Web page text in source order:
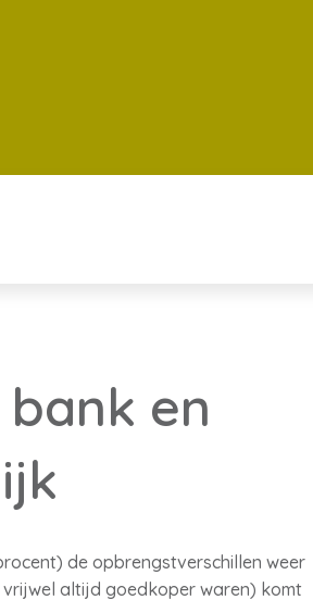
en
de opbrengstverschillen weer
altijd goedkoper waren) komt